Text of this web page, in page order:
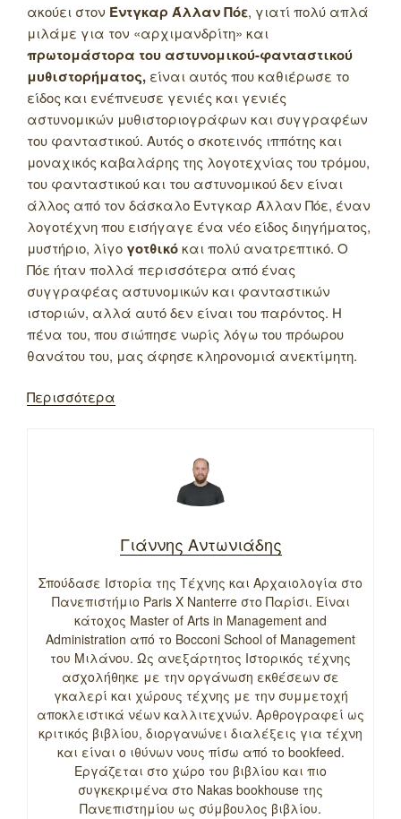
ακούει στον Έντγκαρ Άλλαν Πόε, γιατί πολύ απλά
μιλάμε για τον «αρχιμανδρίτη» και
πρωτομάστορα του αστυνομικού-φανταστικού
μυθιστορήματος, είναι αυτός που καθιέρωσε το
είδος και ενέπνευσε γενιές και γενιές
αστυνομικών μυθιστοριογράφων και συγγραφέων
του φανταστικού. Αυτός ο σκοτεινός ιππότης και
μοναχικός καβαλάρης της λογοτεχνίας του τρόμου,
του φανταστικού και του αστυνομικού δεν είναι
άλλος από τον δάσκαλο Έντγκαρ Άλλαν Πόε, έναν
λογοτέχνη που εισήγαγε ένα νέο είδος διηγήματος,
μυστήριο, λίγο γοτθικόκαι πολύ ανατρεπτικό. Ο
Πόε ήταν πολλά περισσότερα από ένας
συγγραφέας αστυνομικών και φανταστικών
ιστοριών, αλλά αυτό δεν είναι του παρόντος. Η
πένα του, που σιώπησε νωρίς λόγω του πρόωρου
θανάτου του, μας άφησε κληρονομιά ανεκτίμητη.
Περισσότερα
Γιάννης Αντωνιάδης
Σπούδασε Ιστορία της Τέχνης και Αρχαιολογία στο
Πανεπιστήμιο Paris X Nanterre στο Παρίσι. Είναι
κάτοχος Master of Arts in Management and
Administration από το Bocconi School of Management
του Μιλάνου. Ως ανεξάρτητος Ιστορικός τέχνης
ασχολήθηκε με την οργάνωση εκθέσεων σε
γκαλερί και χώρους τέχνης με την συμμετοχή
αποκλειστικά νέων καλλιτεχνών. Αρθρογραφεί ως
κριτικός βιβλίου, διοργανώνει διαλέξεις για τέχνη
και είναι ο ιθύνων νους πίσω από το bookfeed.
Εργάζεται στο χώρο του βιβλίου και πιο
συγκεκριμένα στο Nakas bookhouse της
Πανεπιστημίου ως σύμβουλος βιβλίου.